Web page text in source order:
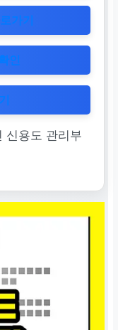
가기
인
신용도 관리부